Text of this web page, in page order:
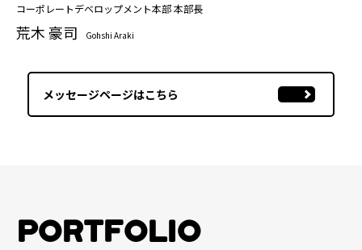
コーポレートデベロップメント本部 本部長
荒木 豪司 Gohshi Araki
メッセージページはこちら
PORTFOLIO